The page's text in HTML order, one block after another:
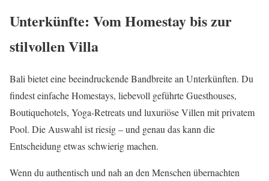
Unterkünfte: Vom Homestay bis zur
stilvollen Villa
Bali bietet eine beeindruckende Bandbreite an Unterkünften. Du
findest einfache Homestays, liebevoll geführte Guesthouses,
Boutiquehotels, Yoga-Retreats und luxuriöse Villen mit privatem
Pool. Die Auswahl ist riesig – und genau das kann die
Entscheidung etwas schwierig machen.
Wenn du authentisch und nah an den Menschen übernachten